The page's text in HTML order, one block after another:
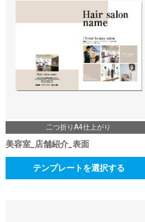
二つ折りA4仕上がり
美容室_店舗紹介_表面
テンプレートを選択する